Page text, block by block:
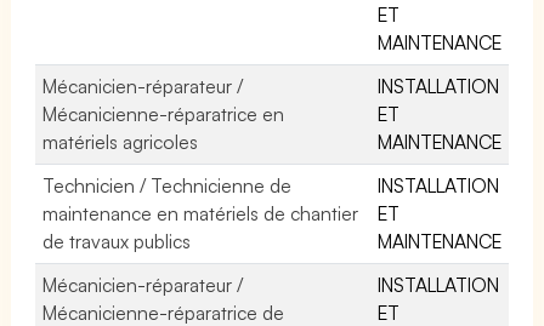
ET
MAINTENANCE
Mécanicien-réparateur /
Mécanicienne-réparatrice en
matériels agricoles
INSTALLATION
ET
MAINTENANCE
Technicien / Technicienne de
maintenance en matériels de chantier
de travaux publics
INSTALLATION
ET
MAINTENANCE
Mécanicien-réparateur /
Mécanicienne-réparatrice de
INSTALLATION
ET